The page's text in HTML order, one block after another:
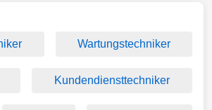
Wartungstechniker
Kundendiensttechniker